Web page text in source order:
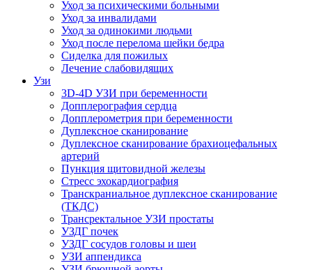
Уход за психическими больными
Уход за инвалидами
Уход за одинокими людьми
Уход после перелома шейки бедра
Сиделка для пожилых
Лечение слабовидящих
Узи
3D-4D УЗИ при беременности
Допплерография сердца
Допплерометрия при беременности
Дуплексное сканирование
Дуплексное сканирование брахиоцефальных
артерий
Пункция щитовидной железы
Стресс эхокардиография
Транскраниальное дуплексное сканирование
(ТКДС)
Трансректальное УЗИ простаты
УЗДГ почек
УЗДГ сосудов головы и шеи
УЗИ аппендикса